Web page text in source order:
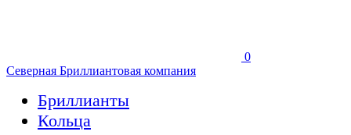
0
Северная Бриллиантовая компания
Бриллианты
Кольца